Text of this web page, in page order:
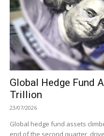
Global Hedge Fund
Trillion
23/07/2026
Global hedge fund assets
end of the second quarter,